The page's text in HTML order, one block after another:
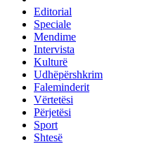
Editorial
Speciale
Mendime
Intervista
Kulturë
Udhëpërshkrim
Faleminderit
Vërtetësi
Përjetësi
Sport
Shtesë